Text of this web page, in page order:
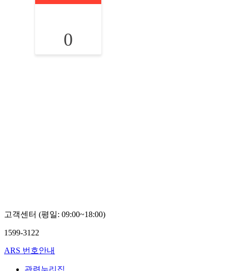
0
고객센터 (평일: 09:00~18:00)
1599-3122
ARS 번호안내